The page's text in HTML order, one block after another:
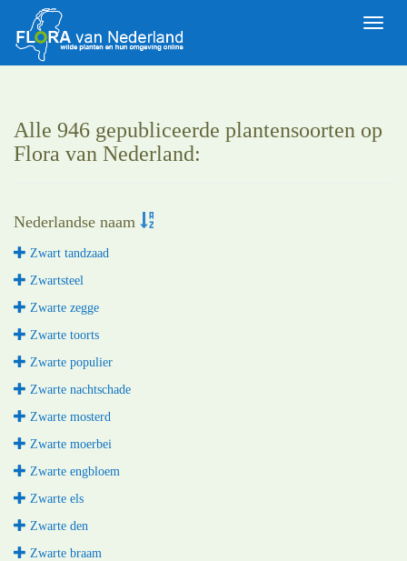
Toggle
Alle 946 gepubliceerde plantensoorten op
Flora van Nederland:
Nederlandse naam
Zwart tandzaad
Zwartsteel
Zwarte zegge
Zwarte toorts
Zwarte populier
Zwarte nachtschade
Zwarte mosterd
Zwarte moerbei
Zwarte engbloem
Zwarte els
Zwarte den
Zwarte braam